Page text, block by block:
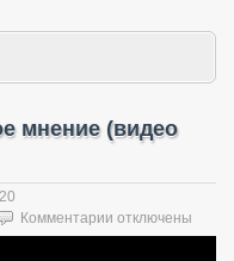
мнение (видео
Комментарии к
записи
отключены